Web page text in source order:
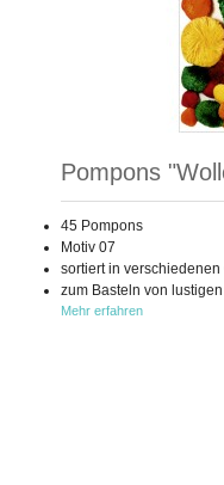
Pompons
45 Pompons
Motiv 07
sortiert in
zum Basteln von
Mehr erfahren